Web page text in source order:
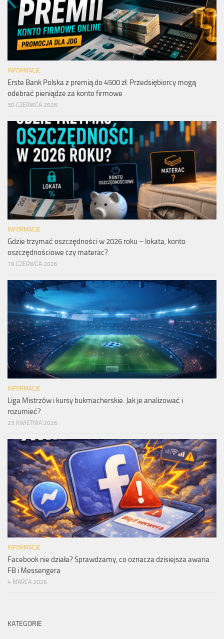
INFORMACJE
Erste Bank Polska z premią do 4500 zł. Przedsiębiorcy mogą
odebrać pieniądze za konto firmowe
30 CZERWCA 2026
INFORMACJE
Gdzie trzymać oszczędności w 2026 roku – lokata, konto
oszczędnościowe czy materac?
19 CZERWCA 2026
INFORMACJE
Liga Mistrzów i kursy bukmacherskie. Jak je analizować i
rozumieć?
23 KWIETNIA 2026
INFORMACJE
Facebook nie działa? Sprawdzamy, co oznacza dzisiejsza awaria
FB i Messengera
4 MARCA 2026
KATEGORIE